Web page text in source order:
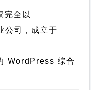
全以
公司，成立于
WordPress 综合